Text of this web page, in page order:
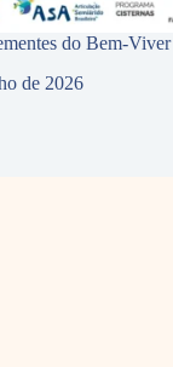
do Bem-Viver
de 2026